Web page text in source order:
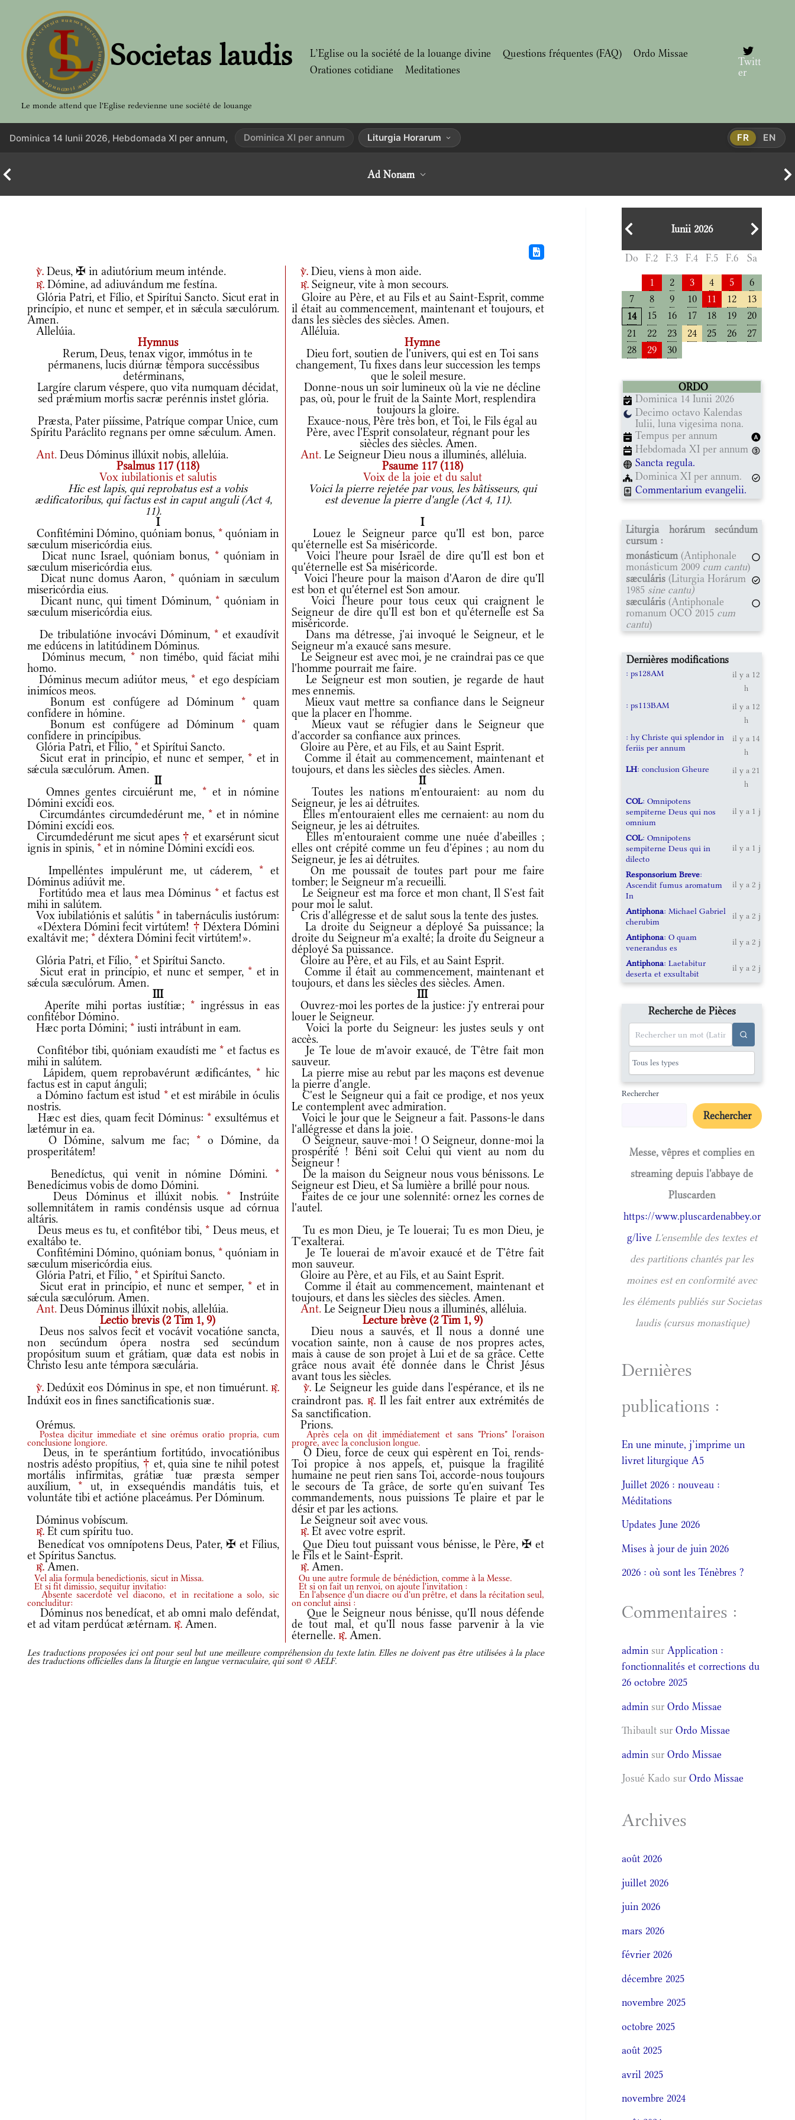
contenu
Societas laudis
Le monde attend que l'Eglise redevienne une société de louange
L’Eglise ou la société de la louange divine Questions fréquentes (FAQ)
Ordo Missae
Orationes cotidiane
Meditationes
Twitt
er
Dominica 14 Iunii 2026, Hebdomada XI per annum, Dominica XI per annum Liturgia Horarum FR EN
Ad Nonam
v. Deus, ✠ in adiutórium meum inténde. v. Dieu, viens à mon aide.
r. Dómine, ad adiuvándum me festína. r. Seigneur, vite à mon secours.
Glória Patri, et Fílio, et Spirítui Sancto. Sicut erat in
princípio, et nunc et semper, et in sǽcula sæculórum.
Amen.
Gloire au Père, et au Fils et au Saint-Esprit, comme
il était au commencement, maintenant et toujours, et
dans les siècles des siècles. Amen.
Allelúia.
Alléluia.
Hymnus
Hymne
Rerum, Deus, tenax vigor, immótus in te
pérmanens, lucis diúrnæ témpora succéssibus
detérminans,
Dieu fort, soutien de l'univers, qui est en Toi sans
changement, Tu fixes dans leur succession les temps
que le soleil mesure.
Largíre clarum véspere, quo vita numquam décidat,
sed prǽmium mortis sacræ perénnis instet glória.
Donne-nous un soir lumineux où la vie ne décline
pas, où, pour le fruit de la Sainte Mort, resplendira
toujours la gloire.
Præsta, Pater piíssime, Patríque compar Unice, cum
Spíritu Paráclito regnans per omne sǽculum. Amen.
Exauce-nous, Père très bon, et Toi, le Fils égal au
Père, avec l'Esprit consolateur, régnant pour les
siècles des siècles. Amen.
Ant. Deus Dóminus illúxit nobis, allelúia. Ant.Le Seigneur Dieu nous a illuminés, alléluia.
Psalmus 117 (118)
Psaume 117 (118)
Vox iubilationis et salutis
Voix de la joie et du salut
Hic est lapis, qui reprobatus est a vobis
ædificatoribus, qui factus est in caput anguli (Act 4,
11).
Voici la pierre rejetée par vous, les bâtisseurs, qui
est devenue la pierre d'angle (Act 4, 11).
I
I
Confitémini Dómino, quóniam bonus, *quóniam in
sæculum misericórdia eius.
Louez le Seigneur parce qu'Il est bon, parce
qu'éternelle est Sa miséricorde.
Dicat nunc Israel, quóniam bonus, *quóniam in
sæculum misericórdia eius.
Voici l'heure pour Israël de dire qu'Il est bon et
qu'éternelle est Sa miséricorde.
Dicat nunc domus Aaron, *quóniam in sæculum
misericórdia eius.
Voici l'heure pour la maison d'Aaron de dire qu'Il
est bon et qu'éternel est Son amour.
Dicant nunc, qui timent Dóminum, * quóniam in
sæculum misericórdia eius.
Voici l'heure pour tous ceux qui craignent le
Seigneur de dire qu'Il est bon et qu'éternelle est Sa
miséricorde.
De tribulatióne invocávi Dóminum, * et exaudívit
me edúcens in latitúdinem Dóminus.
Dans ma détresse, j'ai invoqué le Seigneur, et le
Seigneur m'a exaucé sans mesure.
Dóminus mecum, *non timébo, quid fáciat mihi
homo.
Le Seigneur est avec moi, je ne craindrai pas ce que
l'homme pourrait me faire.
Dóminus mecum adiútor meus, * et ego despíciam
inimícos meos.
Le Seigneur est mon soutien, je regarde de haut
mes ennemis.
Bonum est confúgere ad Dóminum * quam
confídere in hómine.
Mieux vaut mettre sa confiance dans le Seigneur
que la placer en l'homme.
Bonum est confúgere ad Dóminum * quam
confídere in princípibus.
Mieux vaut se réfugier dans le Seigneur que
d'accorder sa confiance aux princes.
Glória Patri, et Fílio, * et Spirítui Sancto.
Gloire au Père, et au Fils, et au Saint Esprit.
Sicut erat in princípio, et nunc et semper, * et in
sǽcula sæculórum. Amen.
Comme il était au commencement, maintenant et
toujours, et dans les siècles des siècles. Amen.
II
II
Omnes gentes circuiérunt me, *et in nómine
Dómini excídi eos.
Toutes les nations m'entouraient: au nom du
Seigneur, je les ai détruites.
Circumdántes circumdedérunt me, *et in nómine
Dómini excídi eos.
Elles m'entouraient elles me cernaient: au nom du
Seigneur, je les ai détruites.
Circumdedérunt me sicut apes † et exarsérunt sicut
ignis in spinis, * et in nómine Dómini excídi eos.
Elles m'entouraient comme une nuée d'abeilles ;
elles ont crépité comme un feu d'épines ; au nom du
Seigneur, je les ai détruites.
Impelléntes impulérunt me, ut cáderem, * et
Dóminus adiúvit me.
On me poussait de toutes part pour me faire
tomber; le Seigneur m'a recueilli.
Fortitúdo mea et laus mea Dóminus *et factus est
mihi in salútem.
Le Seigneur est ma force et mon chant, Il S'est fait
pour moi le salut.
Vox iubilatiónis et salútis * in tabernáculis iustórum:
Cris d'allégresse et de salut sous la tente des justes.
«Déxtera Dómini fecit virtútem! † Déxtera Dómini
exaltávit me; * déxtera Dómini fecit virtútem!».
La droite du Seigneur a déployé Sa puissance; la
droite du Seigneur m'a exalté; la droite du Seigneur a
déployé Sa puissance.
Glória Patri, et Fílio, * et Spirítui Sancto.
Gloire au Père, et au Fils, et au Saint Esprit.
Sicut erat in princípio, et nunc et semper, * et in
sǽcula sæculórum. Amen.
Comme il était au commencement, maintenant et
toujours, et dans les siècles des siècles. Amen.
III
III
Aperíte mihi portas iustítiæ; *ingréssus in eas
confitébor Dómino.
Ouvrez-moi les portes de la justice: j'y entrerai pour
louer le Seigneur.
Hæc porta Dómini; * iusti intrábunt in eam.
Voici la porte du Seigneur: les justes seuls y ont
accès.
Confitébor tibi, quóniam exaudísti me * et factus es
mihi in salútem.
Je Te loue de m'avoir exaucé, de T'être fait mon
sauveur.
Lápidem, quem reprobavérunt ædificántes, * hic
factus est in caput ánguli;
La pierre mise au rebut par les maçons est devenue
la pierre d'angle.
a Dómino factum est istud *et est mirábile in óculis
nostris.
C'est le Seigneur qui a fait ce prodige, et nos yeux
Le contemplent avec admiration.
Hæc est dies, quam fecit Dóminus: *exsultémus et
lætémur in ea.
Voici le jour que le Seigneur a fait. Passons-le dans
l'allégresse et dans la joie.
O Dómine, salvum me fac; * o Dómine, da
prosperitátem!
O Seigneur, sauve-moi ! O Seigneur, donne-moi la
prospérité ! Béni soit Celui qui vient au nom du
Seigneur !
Benedíctus, qui venit in nómine Dómini. *
Benedícimus vobis de domo Dómini.
De la maison du Seigneur nous vous bénissons. Le
Seigneur est Dieu, et Sa lumière a brillé pour nous.
Deus Dóminus et illúxit nobis. * Instrúite
sollemnitátem in ramis condénsis usque ad córnua
altáris.
Faites de ce jour une solennité: ornez les cornes de
l'autel.
Deus meus es tu, et confitébor tibi, * Deus meus, et
exaltábo te.
Tu es mon Dieu, je Te louerai; Tu es mon Dieu, je
T'exalterai.
Confitémini Dómino, quóniam bonus, *quóniam in
sæculum misericórdia eius.
Je Te louerai de m'avoir exaucé et de T'être fait
mon sauveur.
Glória Patri, et Fílio, * et Spirítui Sancto.
Gloire au Père, et au Fils, et au Saint Esprit.
Sicut erat in princípio, et nunc et semper, * et in
sǽcula sæculórum. Amen.
Comme il était au commencement, maintenant et
toujours, et dans les siècles des siècles. Amen.
Ant. Deus Dóminus illúxit nobis, allelúia. Ant.Le Seigneur Dieu nous a illuminés, alléluia.
Lectio brevis (2 Tim 1, 9)
Lecture brève (2 Tim 1, 9)
Deus nos salvos fecit et vocávit vocatióne sancta,
non secúndum ópera nostra sed secúndum
propósitum suum et grátiam, quæ data est nobis in
Christo Iesu ante témpora sæculária.
Dieu nous a sauvés, et Il nous a donné une
vocation sainte, non à cause de nos propres actes,
mais à cause de son projet à Lui et de sa grâce. Cette
grâce nous avait été donnée dans le Christ Jésus
avant tous les siècles.
v. Dedúxit eos Dóminus in spe, et non timuérunt.r.
Indúxit eos in fines sanctificationis suæ.
v.Le Seigneur les guide dans l'espérance, et ils ne
craindront pas. r.Il les fait entrer aux extrémités de
Sa sanctification.
Orémus.
Prions.
Postea dicitur immediate et sine orémus oratio propria, cum
conclusione longiore.
Après cela on dit immédiatement et sans "Prions" l'oraison
propre, avec la conclusion longue.
Deus, in te sperántium fortitúdo, invocatiónibus
nostris adésto propítius, † et, quia sine te nihil potest
mortális infírmitas, grátiæ tuæ præsta semper
auxílium, * ut, in exsequéndis mandátis tuis, et
voluntáte tibi et actióne placeámus. Per Dóminum.
Ô Dieu, force de ceux qui espèrent en Toi, rends-
Toi propice à nos appels, et, puisque la fragilité
humaine ne peut rien sans Toi, accorde-nous toujours
le secours de Ta grâce, de sorte qu'en suivant Tes
commandements, nous puissions Te plaire et par le
désir et par les actions.
Dóminus vobíscum.
Le Seigneur soit avec vous.
r. Et cum spíritu tuo. r. Et avec votre esprit.
Benedícat vos omnípotens Deus, Pater, ✠ et Fílius,
et Spíritus Sanctus.
Que Dieu tout puissant vous bénisse, le Père, ✠ et
le Fils et le Saint-Esprit.
r.Amen. r. Amen.
Vel alia formula benedictionis, sicut in Missa. Ou une autre formule de bénédiction, comme à la Messe.
Et si fit dimissio, sequitur invitatio: Et si on fait un renvoi, on ajoute l'invitation :
Absente sacerdote vel diacono, et in recitatione a solo, sic
concluditur:
En l'absence d'un diacre ou d'un prêtre, et dans la récitation seul,
on conclut ainsi :
Dóminus nos benedícat, et ab omni malo deféndat,
et ad vitam perdúcat ætérnam. r. Amen.
Que le Seigneur nous bénisse, qu'Il nous défende
de tout mal, et qu'Il nous fasse parvenir à la vie
éternelle.r. Amen.
Les traductions proposées ici ont pour seul but une meilleure compréhension du texte latin. Elles ne doivent pas être utilisées à la place
des traductions officielles dans la liturgie en langue vernaculaire, qui sont © AELF.
Iunii 2026
Do F.2 F.3 F.4 F.5 F.6 Sa
1 2 3 4 5
6
7
8 9 10 11 12
13
14
15 16 17 18 19
20
21
22 23 24 25 26
27
28
29 30
ORDO
Dominica 14 Iunii 2026
Decimo octavo Kalendas
Iulii, luna vigesima nona.
Tempus per annum
Hebdomada XI per annum
Sancta regula.
Dominica XI per annum.
Commentarium evangelii.
Liturgia horárum secúndum
cursum :
monásticum (Antiphonale
monásticum 2009 cum cantu)
sæculáris (Liturgia Horárum
1985 sine cantu)
sæculáris (Antiphonale
romanum OCO 2015 cum
cantu)
Dernières modifications
: ps128AM
il y a 12
h
: ps113BAM
il y a 12
h
: hy Christe qui splendor in
feriis per annum
il y a 14
h
LH: conclusion Gheure
il y a 21
h
COL: Omnipotens
sempiterne Deus qui nos
omnium
il y a 1 j
COL: Omnipotens
sempiterne Deus qui in
dilecto
il y a 1 j
Responsorium Breve:
Ascendit fumus aromatum
In
il y a 2 j
Antiphona: Michael Gabriel
cherubim
il y a 2 j
Antiphona: O quam
venerandus es
il y a 2 j
Antiphona: Laetabitur
deserta et exsultabit
il y a 2 j
Recherche de Pièces
Rechercher
Rechercher
Messe, vêpres et complies en
streaming depuis l'abbaye de
Pluscarden
https://www.pluscardenabbey.or
g/live L'ensemble des textes et
des partitions chantés par les
moines est en conformité avec
les éléments publiés sur Societas
laudis (cursus monastique)
Dernières
publications :
En une minute, j’imprime un
livret liturgique A5
Juillet 2026 : nouveau :
Méditations
Updates June 2026
Mises à jour de juin 2026
2026 : où sont les Ténèbres ?
Commentaires :
admin surApplication :
fonctionnalités et corrections du
26 octobre 2025
admin surOrdo Missae
Thibault surOrdo Missae
admin surOrdo Missae
Josué Kado surOrdo Missae
Archives
août 2026
juillet 2026
juin 2026
mars 2026
février 2026
décembre 2025
novembre 2025
octobre 2025
août 2025
avril 2025
novembre 2024